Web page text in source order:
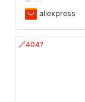
aliexpress
🔗404?